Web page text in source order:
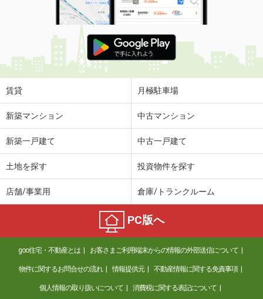
賃貸 月極駐車場
新築マンション 中古マンション
新築一戸建て 中古一戸建て
土地を探す 投資物件を探す
店舗/事業用 倉庫/トランクルーム
PC版へ
goo住宅・不動産とは お客さまご利用端末からの情報の外部送信について
物件に関するお問合せの流れ 情報提供元 不動産情報に関する免責事項
個人情報の取り扱いについて 消費税に関する表記について